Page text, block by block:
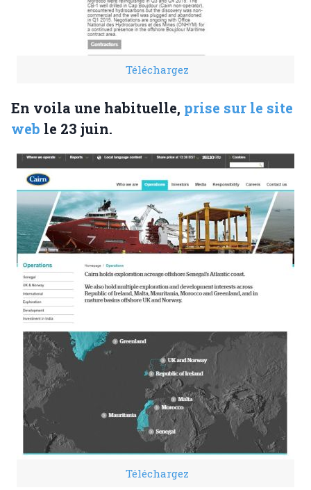
Téléchargez
En voila une habituelle, prise sur le site
web le 23 juin.
Téléchargez